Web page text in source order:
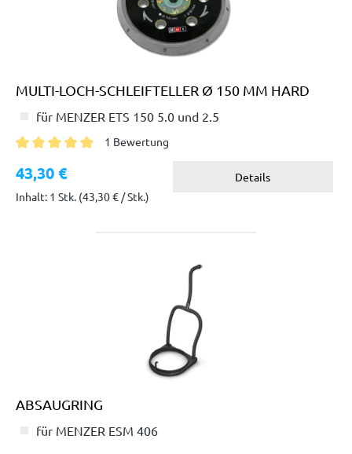
MULTI-LOCH-SCHLEIFTELLER Ø 150 MM HARD
für MENZER ETS 150 5.0 und 2.5
1 Bewertung
43,30 €
Inhalt: 1 Stk. (43,30 € / Stk.)
Details
ABSAUGRING
für MENZER ESM 406